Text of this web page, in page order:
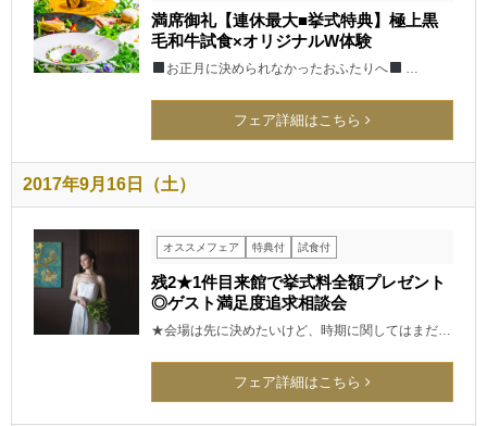
満席御礼【連休最大■挙式特典】極上黒
毛和牛試食×オリジナルW体験
お正月に決められなかったおふたりへ …
フェア詳細はこちら
2017年9月16日（土）
オススメフェア 特典付 試食付
残2★1件目来館で挙式料全額プレゼント
◎ゲスト満足度追求相談会
★会場は先に決めたいけど、時期に関してはまだ…
フェア詳細はこちら